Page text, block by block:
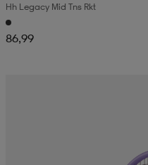
Hh Legacy Mid Tns Rkt
86,99